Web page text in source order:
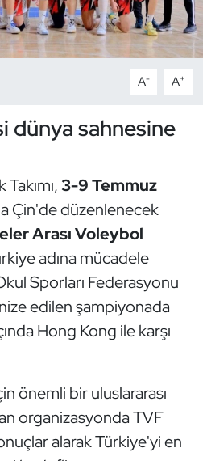
A- A+
dünya sahnesine
3-9 Temmuz
Çin'de düzenlenecek
Arası Voleybol
adına mücadele
Sporları Federasyonu
edilen şampiyonada
Hong Kong ile karşı
önemli bir uluslararası
organizasyonda TVF
alarak Türkiye'yi en